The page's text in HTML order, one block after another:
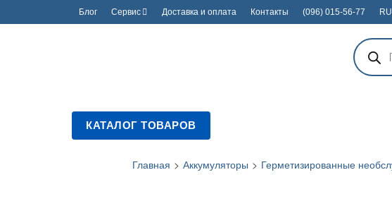
Блог Сервис Доставка и оплата Контакты (096) 015-56-77 RU
Поиск
КАТАЛОГ ТОВАРОВ
Главная > Аккумуляторы > Герметизированные